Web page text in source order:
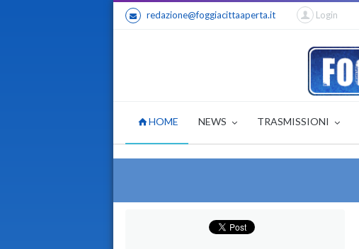
redazione@foggiacittaaperta.it Login
HOME NEWS TRASMISSIONI